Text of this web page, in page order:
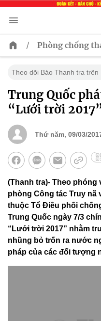
/ Phòng chống
Theo dõi Báo Thanh tra trên
Trung Quốc
“Lưới trời
Thứ năm, 09/03/
(Thanh tra)- Theo phóng
phòng Công tác Truy nã
thuộc Tổ Điều phối
Trung Quốc ngày 7/3
“Lưới trời 2017” nhằm
nhũng bỏ trốn ra nước
pháp của các đối tượng